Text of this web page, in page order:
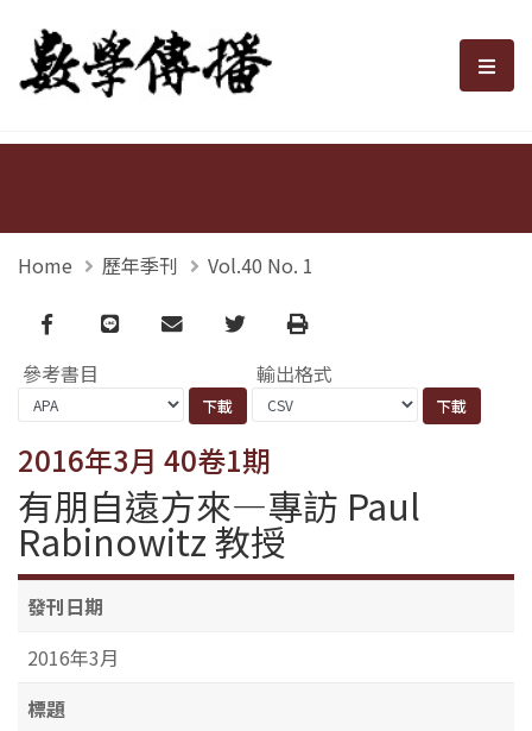
數學傳播 選
Home 歷年季刊 Vol.40 No. 1
Facebook
line email TwitterPrint
參考書目 輸出格式
2016年3月 40卷1期
有朋自遠方來—專訪 Paul
Rabinowitz 教授
發刊日期
2016年3月
標題